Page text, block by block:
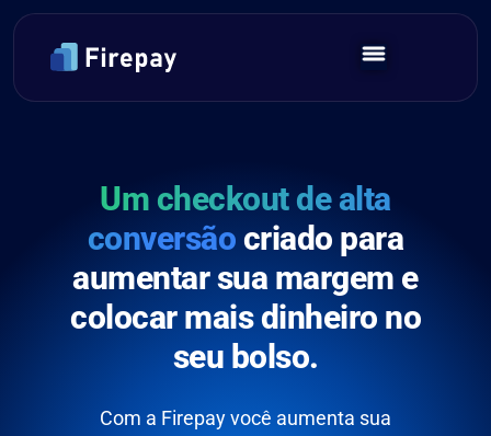
Um checkout de alta
conversão criado para
aumentar sua margem e
colocar mais dinheiro no
seu bolso.
Com a Firepay você aumenta sua